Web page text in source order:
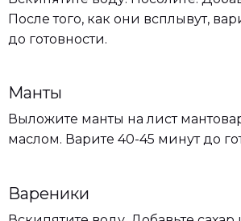
После того, как они всплывут,
до готовности.
Манты
Выложите манты на лист
маслом. Варите 40-45 минут до
Вареники